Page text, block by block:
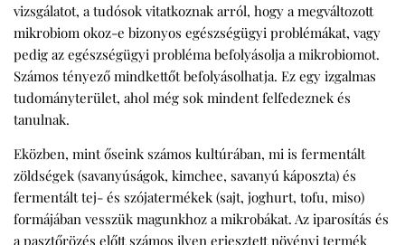
vizsgálatot, a tudósok vitatkoznak arról, hogy a megváltozott
mikrobiom okoz-e bizonyos egészségügyi problémákat, vagy
pedig az egészségügyi probléma befolyásolja a mikrobiomot.
Számos tényező mindkettőt befolyásolhatja. Ez egy izgalmas
tudományterület, ahol még sok mindent felfedeznek és
tanulnak.
Eközben, mint őseink számos kultúrában, mi is fermentált
zöldségek (savanyúságok, kimchee, savanyú káposzta) és
fermentált tej- és szójatermékek (sajt, joghurt, tofu, miso)
formájában vesszük magunkhoz a mikrobákat. Az iparosítás és
a pasztőrözés előtt számos ilyen erjesztett növényi termék